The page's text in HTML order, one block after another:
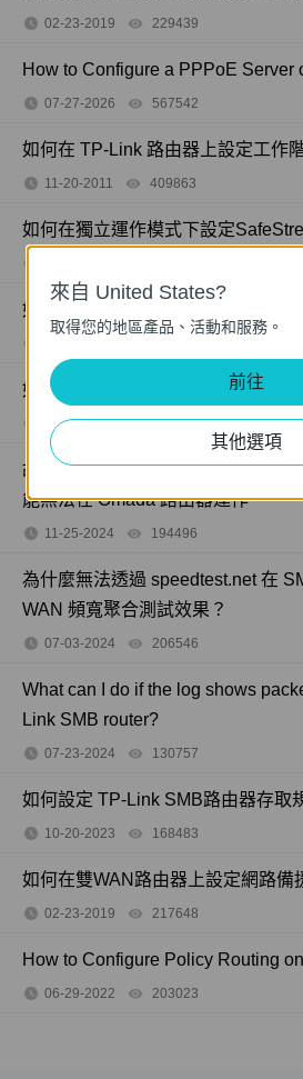
02-23-2019 229439
How to Configure a PPPoE Server
07-27-2026 567542
如何在 TP-Link 路由器上設定工作
11-20-2011 409863
如何在獨立運作模式下設定
如何開啟 TP-Link 路由器上的連接埠
如何透過 SMB 路由器限制特定 IP
07-23-2024 208131views
故障排除：為什麼 NAT Virtual
能無法在 Omada 路由器運作
11-25-2024 194496
為什麼無法透過 speedtest.net 在
WAN 頻寬聚合測試效果？
07-03-2024 206546
What can I do if the log shows
Link SMB router?
07-23-2024 130757
如何設定 TP-Link SMB路由器存取
10-20-2023 168483
如何在雙WAN路由器上設定網路備
02-23-2019 217648
How to Configure Policy Routing
06-29-2022 203023
來自 United States?
取得您的地區產品、活動和服務。
前往
其他選項